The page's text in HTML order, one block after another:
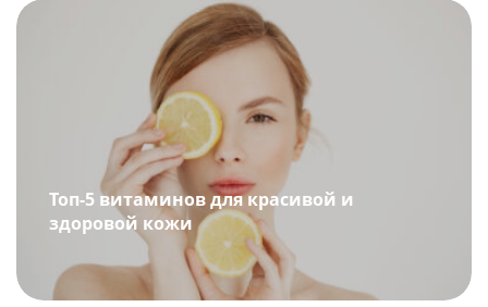
Топ-5 витаминов для красивой и
здоровой кожи